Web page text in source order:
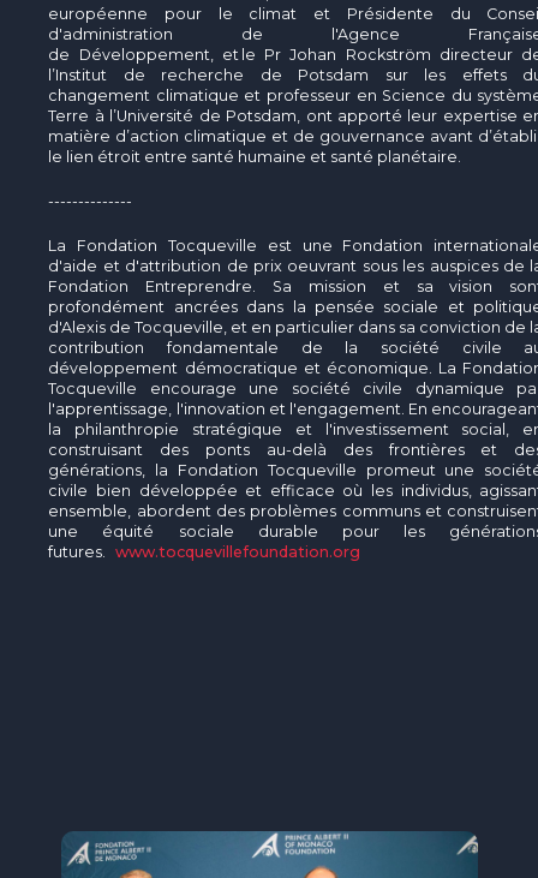
européenne pour le climat et Présidente du
d'administration de l'Agence
de Développement, et le Pr Johan Rockström directeur
l’Institut de recherche de Potsdam sur les effets
changement climatique et professeur en Science du
Terre à l’Université de Potsdam, ont apporté leur expertise
matière d’action climatique et de gouvernance avant
le lien étroit entre santé humaine et santé planétaire.
--------------
La Fondation Tocqueville est une Fondation
d'aide et d'attribution de prix oeuvrant sous les auspices de
Fondation Entreprendre. Sa mission et sa vision
profondément ancrées dans la pensée sociale et
d'Alexis de Tocqueville, et en particulier dans sa conviction de
contribution fondamentale de la société civile
développement démocratique et économique. La
Tocqueville encourage une société civile dynamique
l'apprentissage, l'innovation et l'engagement. En
la philanthropie stratégique et l'investissement social,
construisant des ponts au-delà des frontières et
générations, la Fondation Tocqueville promeut une
civile bien développée et efficace où les individus,
ensemble, abordent des problèmes communs et
une équité sociale durable pour les
futures.
www.tocquevillefoundation.org